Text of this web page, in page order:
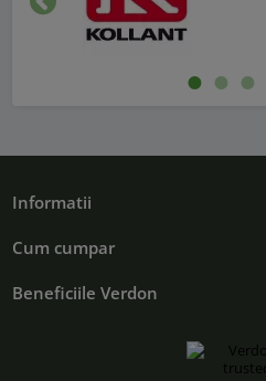
Inapoi
Informatii
Cum cumpar
Beneficiile Verdon